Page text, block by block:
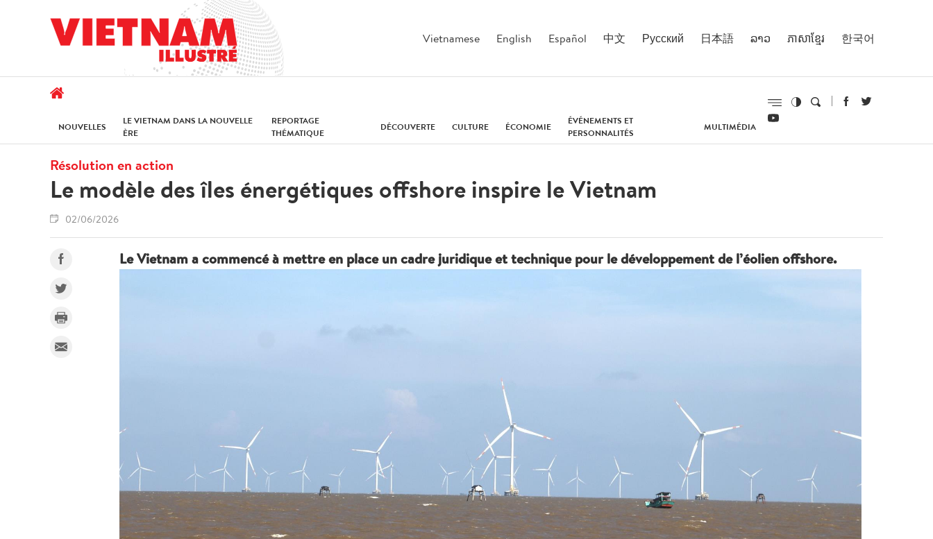
Vietnamese English Español 中文 Русский 日本語 ລາວ ភាសាខ្មែរ 한국어
NOUVELLES
LE VIETNAM DANS LA NOUVELLE
ÈRE
REPORTAGE
THÉMATIQUE
DÉCOUVERTE CULTURE ÉCONOMIE
ÉVÉNEMENTS ET
PERSONNALITÉS
MULTIMÉDIA
Résolution en action
Le modèle des îles énergétiques offshore inspire le Vietnam
02/06/2026
Le Vietnam a commencé à mettre en place un cadre juridique et technique pour le développement de l’éolien offshore.